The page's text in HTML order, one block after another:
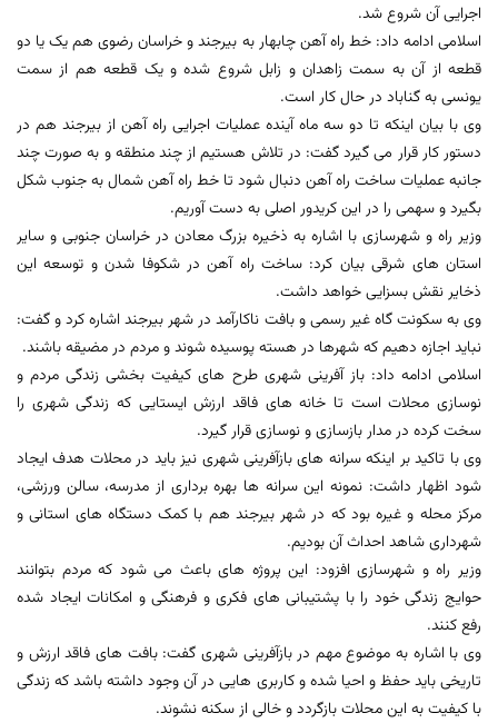
اجرایی آن شروع شد.
اسلامی ادامه داد: خط راه آهن چابهار به بیرجند و خراسان رضوی هم یک یا دو
قطعه از آن به سمت زاهدان و زابل شروع شده و یک قطعه هم از سمت
یونسی به گناباد در حال کار است.
وی با بیان اینکه تا دو سه ماه آینده عملیات اجرایی راه آهن از بیرجند هم در
دستور کار قرار می گیرد گفت: در تلاش هستیم از چند منطقه و به صورت چند
جانبه عملیات ساخت راه آهن دنبال شود تا خط راه آهن شمال به جنوب شکل
بگیرد و سهمی را در این کریدور اصلی به دست آوریم.
وزیر راه و شهرسازی با اشاره به ذخیره بزرگ معادن در خراسان جنوبی و سایر
استان های شرقی بیان کرد: ساخت راه آهن در شکوفا شدن و توسعه این
ذخایر نقش بسزایی خواهد داشت.
وی به سکونت گاه غیر رسمی و بافت ناکارآمد در شهر بیرجند اشاره کرد و گفت:
نباید اجازه دهیم که شهرها در هسته پوسیده شوند و مردم در مضیقه باشند.
اسلامی ادامه داد: باز آفرینی شهری طرح های کیفیت بخشی زندگی مردم و
نوسازی محلات است تا خانه های فاقد ارزش ایستایی که زندگی شهری را
سخت کرده در مدار بازسازی و نوسازی قرار گیرد.
وی با تاکید بر اینکه سرانه های بازآفرینی شهری نیز باید در محلات هدف ایجاد
شود اظهار داشت: نمونه این سرانه ها بهره برداری از مدرسه، سالن ورزشی،
مرکز محله و غیره بود که در شهر بیرجند هم با کمک دستگاه های استانی و
شهرداری شاهد احداث آن بودیم.
وزیر راه و شهرسازی افزود: این پروژه های باعث می شود که مردم بتوانند
حوایج زندگی خود را با پشتیبانی های فکری و فرهنگی و امکانات ایجاد شده
رفع کنند.
وی با اشاره به موضوع مهم در بازآفرینی شهری گفت: بافت های فاقد ارزش و
تاریخی باید حفظ و احیا شده و کاربری هایی در آن وجود داشته باشد که زندگی
با کیفیت به این محلات بازگردد و خالی از سکنه نشوند.